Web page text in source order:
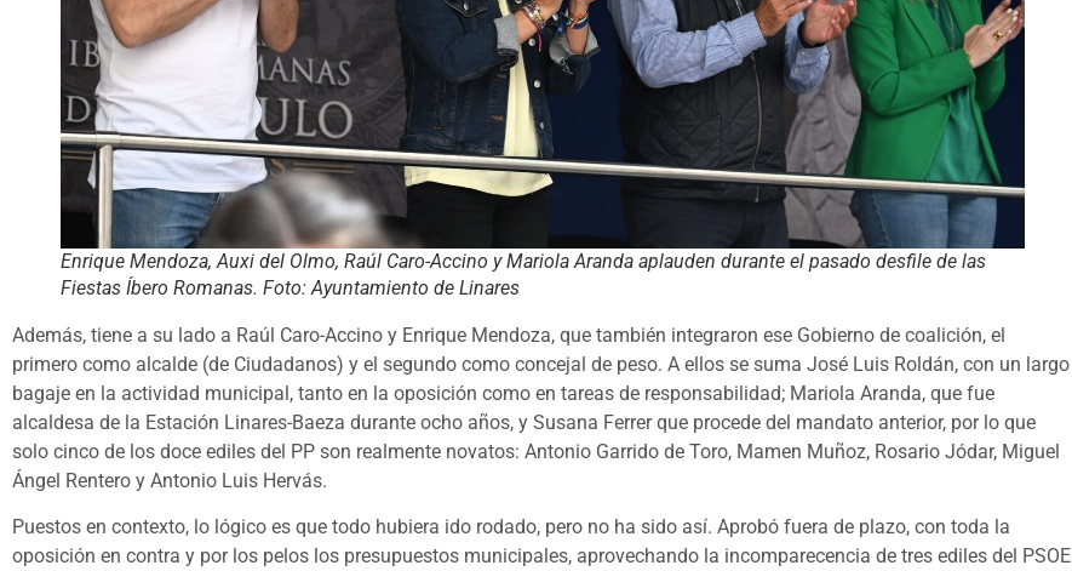
Enrique Mendoza, Auxi del Olmo, Raúl Caro-Accino y Mariola Aranda aplauden durante el pasado desfile de las
Fiestas Íbero Romanas. Foto: Ayuntamiento de Linares
Además, tiene a su lado a Raúl Caro-Accino y Enrique Mendoza, que también integraron ese Gobierno de coalición, el
primero como alcalde (de Ciudadanos) y el segundo como concejal de peso. A ellos se suma José Luis Roldán, con un largo
bagaje en la actividad municipal, tanto en la oposición como en tareas de responsabilidad; Mariola Aranda, que fue
alcaldesa de la Estación Linares-Baeza durante ocho años, y Susana Ferrer que procede del mandato anterior, por lo que
solo cinco de los doce ediles del PP son realmente novatos: Antonio Garrido de Toro, Mamen Muñoz, Rosario Jódar, Miguel
Ángel Rentero y Antonio Luis Hervás.
Puestos en contexto, lo lógico es que todo hubiera ido rodado, pero no ha sido así. Aprobó fuera de plazo, con toda la
oposición en contra y por los pelos los presupuestos municipales, aprovechando la incomparecencia de tres ediles del PSOE